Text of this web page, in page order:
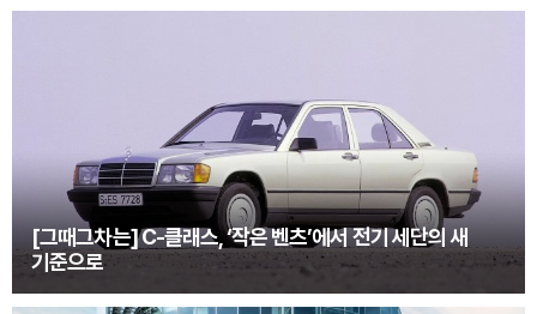
[그때그차는] C-클래스, ‘작은 벤츠’에서 전기 세단의 새
기준으로